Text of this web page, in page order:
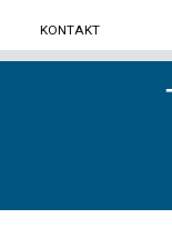
KONTAKT